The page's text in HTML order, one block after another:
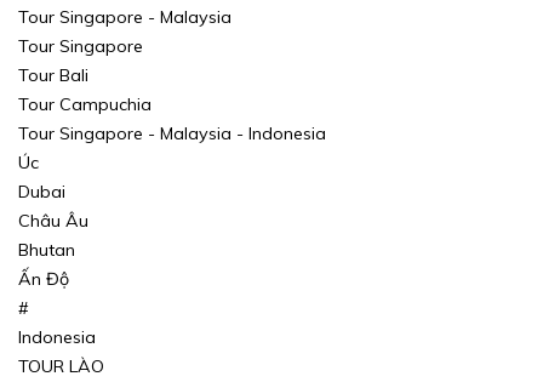
Tour Singapore - Malaysia
Tour Singapore
Tour Bali
Tour Campuchia
Tour Singapore - Malaysia - Indonesia
Úc
Dubai
Châu Âu
Bhutan
Ấn Độ
#
Indonesia
TOUR LÀO